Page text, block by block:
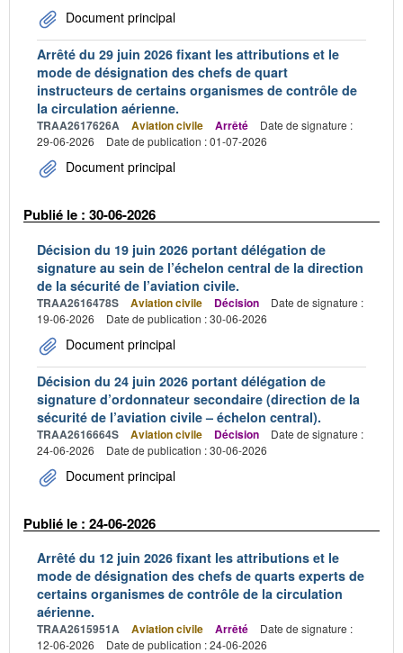
Document principal
Arrêté du 29 juin 2026 fixant les attributions et le
mode de désignation des chefs de quart
instructeurs de certains organismes de contrôle de
la circulation aérienne.
TRAA2617626A Aviation civile Arrêté
Date de signature :
29-06-2026
Date de publication : 01-07-2026
Document principal
Publié le : 30-06-2026
Décision du 19 juin 2026 portant délégation de
signature au sein de l’échelon central de la direction
de la sécurité de l’aviation civile.
TRAA2616478S Aviation civile Décision
Date de signature :
19-06-2026
Date de publication : 30-06-2026
Document principal
Décision du 24 juin 2026 portant délégation de
signature d’ordonnateur secondaire (direction de la
sécurité de l’aviation civile – échelon central).
TRAA2616664S Aviation civile Décision
Date de signature :
24-06-2026
Date de publication : 30-06-2026
Document principal
Publié le : 24-06-2026
Arrêté du 12 juin 2026 fixant les attributions et le
mode de désignation des chefs de quarts experts de
certains organismes de contrôle de la circulation
aérienne.
TRAA2615951A Aviation civile Arrêté
Date de signature :
12-06-2026
Date de publication : 24-06-2026